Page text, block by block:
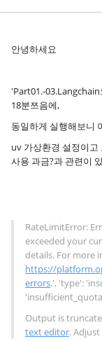
안녕하세요
'Part01.-03.Langchain
18분쯔음에,
동일하게 실행해보니
uv 가상환경 설정이고
사용 과금?과 관련이
RateLimitError:
exceeded your
details. For more
https://
errors.', 'type':
Output is
text editor.